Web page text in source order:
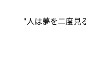
"人は夢を二度見